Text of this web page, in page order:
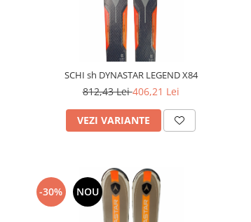
SCHI sh DYNASTAR LEGEND X84
812,43 Lei406,21 Lei
VEZI VARIANTE
-30% NOU